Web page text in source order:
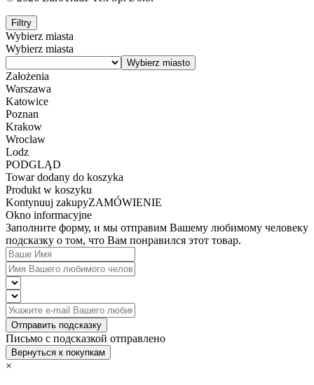
Filtry
Wybierz miasta
Wybierz miasta
Założenia
Warszawa
Katowice
Poznan
Krakow
Wroclaw
Lodz
PODGLĄD
Towar dodany do koszyka
Produkt w koszyku
Kontynuuj zakupyZAMÓWIENIE
Okno informacyjne
Заполните форму, и мы отправим Вашему любимому человеку
подсказку о том, что Вам понравился этот товар.
Отправить подсказку
Письмо с подсказкой отправлено
Вернуться к покупкам
×